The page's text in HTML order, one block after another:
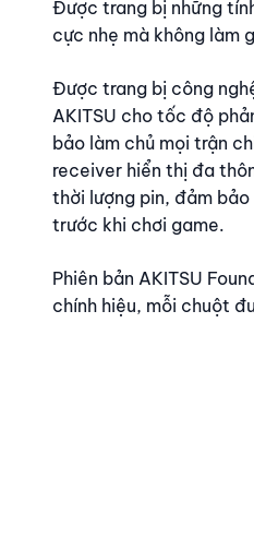
Được trang bị những
cực nhẹ mà không làm
Được trang bị công
AKITSU cho tốc độ
bảo làm chủ mọi trận
receiver hiển thị đa
thời lượng pin, đảm
trước khi chơi game.
Phiên bản AKITSU
chính hiệu, mỗi chuột